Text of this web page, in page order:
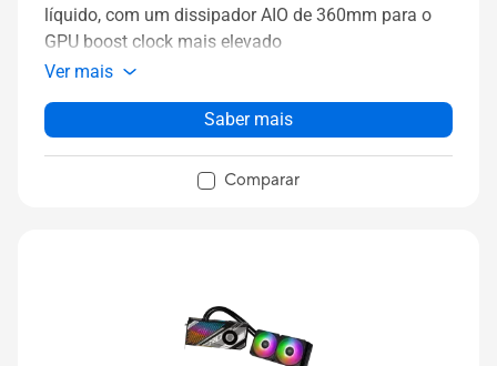
líquido, com um dissipador AIO de 360mm para o
GPU boost clock mais elevado
Ver mais
Saber mais
Comparar